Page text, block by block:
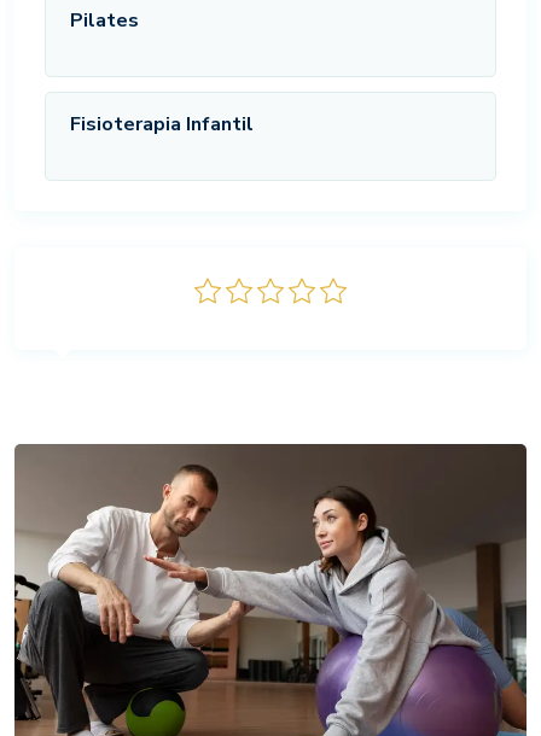
Pilates
Fisioterapia Infantil